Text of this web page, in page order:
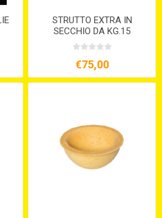
STRUTTO EXTRA IN
SECCHIO DA KG.15
€75,00